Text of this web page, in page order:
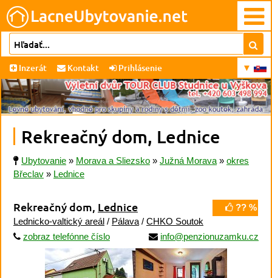
Inzerát Kontakt Prihlásenie
Rekreačný dom, Lednice
Ubytovanie » Morava a Sliezsko » Južná Morava » okres
Břeclav » Lednice
?? %
Rekreačný dom, Lednice
Lednicko-valtický areál / Pálava / CHKO Soutok
zobraz telefónne číslo
info@penzionuzamku.cz